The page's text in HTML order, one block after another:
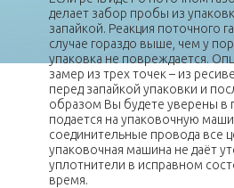
делает забор пробы из
запайкой. Реакция поточного
случае гораздо выше, чем у
упаковка не повреждается.
замер из трех точек – из
перед запайкой упаковки и
образом Вы будете уверены в
подается на упаковочную
соединительные провода все
упаковочная машина не даёт
уплотнители в исправном
время.